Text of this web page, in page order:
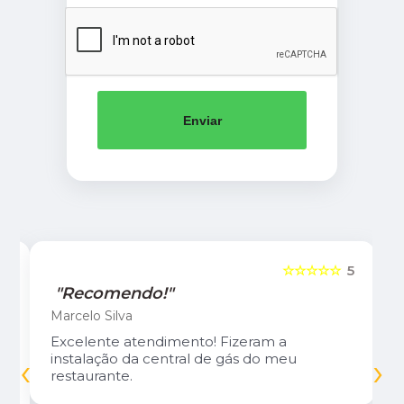
Enviar
5
☆☆☆☆☆
"Recomendo!"
Marcelo Silva
Excelente atendimento! Fizeram a
instalação da central de gás do meu
restaurante.
‹ ›